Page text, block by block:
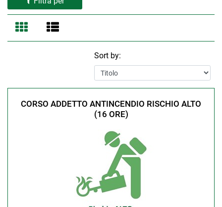
Sort by:
CORSO ADDETTO ANTINCENDIO RISCHIO ALTO
(16 ORE)